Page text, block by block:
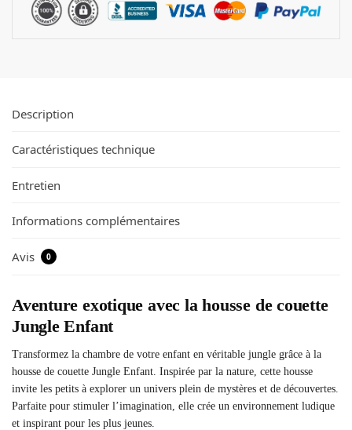
Description
Caractéristiques technique
Entretien
Informations complémentaires
Avis 0
Aventure exotique avec la housse de couette
Jungle Enfant
Transformez la chambre de votre enfant en véritable jungle grâce à la
housse de couette Jungle Enfant. Inspirée par la nature, cette housse
invite les petits à explorer un univers plein de mystères et de découvertes.
Parfaite pour stimuler l’imagination, elle crée un environnement ludique
et inspirant pour les plus jeunes.